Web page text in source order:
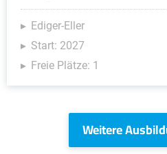
Ediger-Eller
Start: 2027
Freie Plätze: 1
Weitere